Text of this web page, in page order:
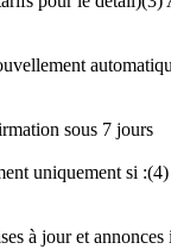
sous 7 jours
uniquement si :(4)
à jour et annonces